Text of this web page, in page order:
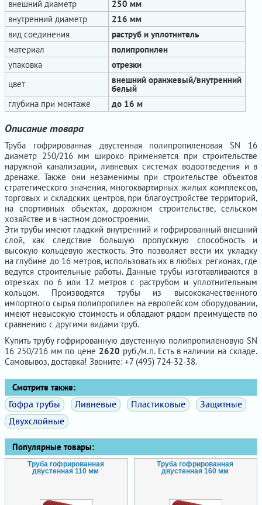
внешний диаметр
250 мм
внутренний диаметр
216 мм
вид соединения
раструб и уплотнитель
материал
полипропилен
упаковка
отрезки
цвет
внешний оранжевый/внутренний
белый
глубина при монтаже
до 16 м
Описание товара
Труба гофрированная двустенная полипропиленовая SN 16
диаметр 250/216 мм широко применяется при строительстве
наружной канализации, ливневых системах водоотведения и в
дренаже. Также они незаменимы при строительстве объектов
стратегического значения, многоквартирных жилых комплексов,
торговых и складских центров, при благоустройстве территорий,
на спортивных объектах, дорожном строительстве, сельском
хозяйстве и в частном домостроении.
Эти трубы имеют гладкий внутренний и гофрированный внешний
слой, как следствие большую пропускную способность и
высокую кольцевую жесткость. Это позволяет вести их укладку
на глубине до 16 метров, использовать их в любых регионах, где
ведутся строительные работы. Данные трубы изготавливаются в
отрезках по 6 или 12 метров с раструбом и уплотнительным
кольцом. Производятся трубы из высококачественного
импортного сырья полипропилен на европейском оборудовании,
имеют невысокую стоимость и обладают рядом преимуществ по
сравнению с другими видами труб.
Купить трубу гофрированную двустенную полипропиленовую SN
16 250/216 мм по цене 2620 руб./м.п. Есть в наличии на складе.
Самовывоз, доставка! Звоните: +7 (495) 724-32-38.
Смотрите также:
Гофра трубы Ливневые Пластиковые
Защитные
Двухслойные
Популярные товары:
Труба гофрированная
двустенная 110 мм
Труба гофрированная
двустенная 160 мм